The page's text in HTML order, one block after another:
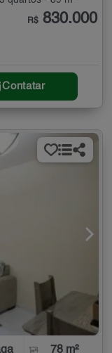
R$ 830.000
Contatar
78 m²